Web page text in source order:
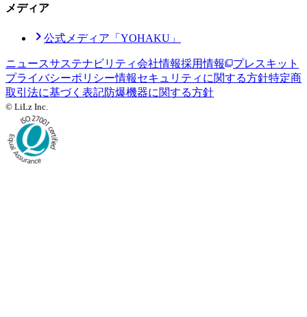
メディア
公式メディア「YOHAKU」
ニュースサステナビリティ会社情報採用情報
プレスキット
プライバシーポリシー情報セキュリティに関する方針特定商
取引法に基づく表記防爆機器に関する方針
© LiLz Inc.